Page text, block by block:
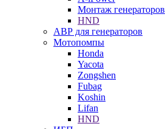
Монтаж генераторов
HND
АВР для генераторов
Мотопомпы
Honda
Yacota
Zongshen
Fubag
Koshin
Lifan
HND